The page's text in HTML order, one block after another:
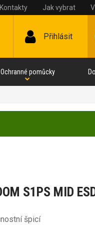
Kontakty Jak vybrat
Přihlásit
Ochranné pomůcky
S1PS MID
špicí